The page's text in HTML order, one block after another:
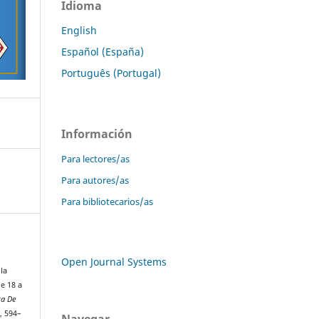
18 a
De
594–
Idioma
English
Español (España)
Português (Portugal)
Información
Para lectores/as
Para autores/as
Para bibliotecarios/as
Open Journal Systems